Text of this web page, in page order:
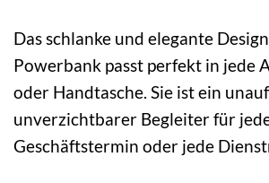
Das schlanke und elegante
Powerbank passt perfekt in jede
oder Handtasche. Sie ist ein
unverzichtbarer Begleiter für
Geschäftstermin oder jede